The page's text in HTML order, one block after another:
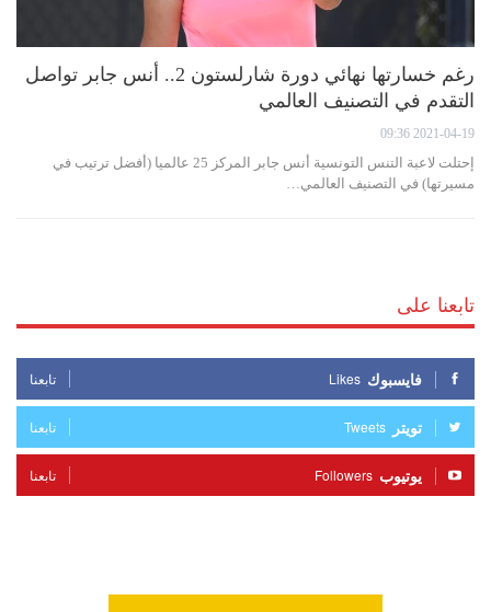
رغم خسارتها نهائي دورة شارلستون 2.. أنس جابر تواصل
التقدم في التصنيف العالمي
2021-04-19 09:36
إحتلت لاعبة التنس التونسية أنس جابر المركز 25 عالميا (أفضل ترتيب في
مسيرتها) في التصنيف العالمي…
تابعنا على
فايسبوك Likes تابعنا
تويتر Tweets تابعنا
يوتيوب Followers تابعنا